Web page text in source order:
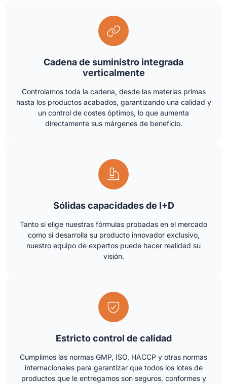
Cadena de suministro integrada
verticalmente
Controlamos toda la cadena, desde las materias primas
hasta los productos acabados, garantizando una calidad y
un control de costes óptimos, lo que aumenta
directamente sus márgenes de beneficio.
Sólidas capacidades de I+D
Tanto si elige nuestras fórmulas probadas en el mercado
como si desarrolla su producto innovador exclusivo,
nuestro equipo de expertos puede hacer realidad su
visión.
Estricto control de calidad
Cumplimos las normas GMP, ISO, HACCP y otras normas
internacionales para garantizar que todos los lotes de
productos que le entregamos son seguros, conformes y